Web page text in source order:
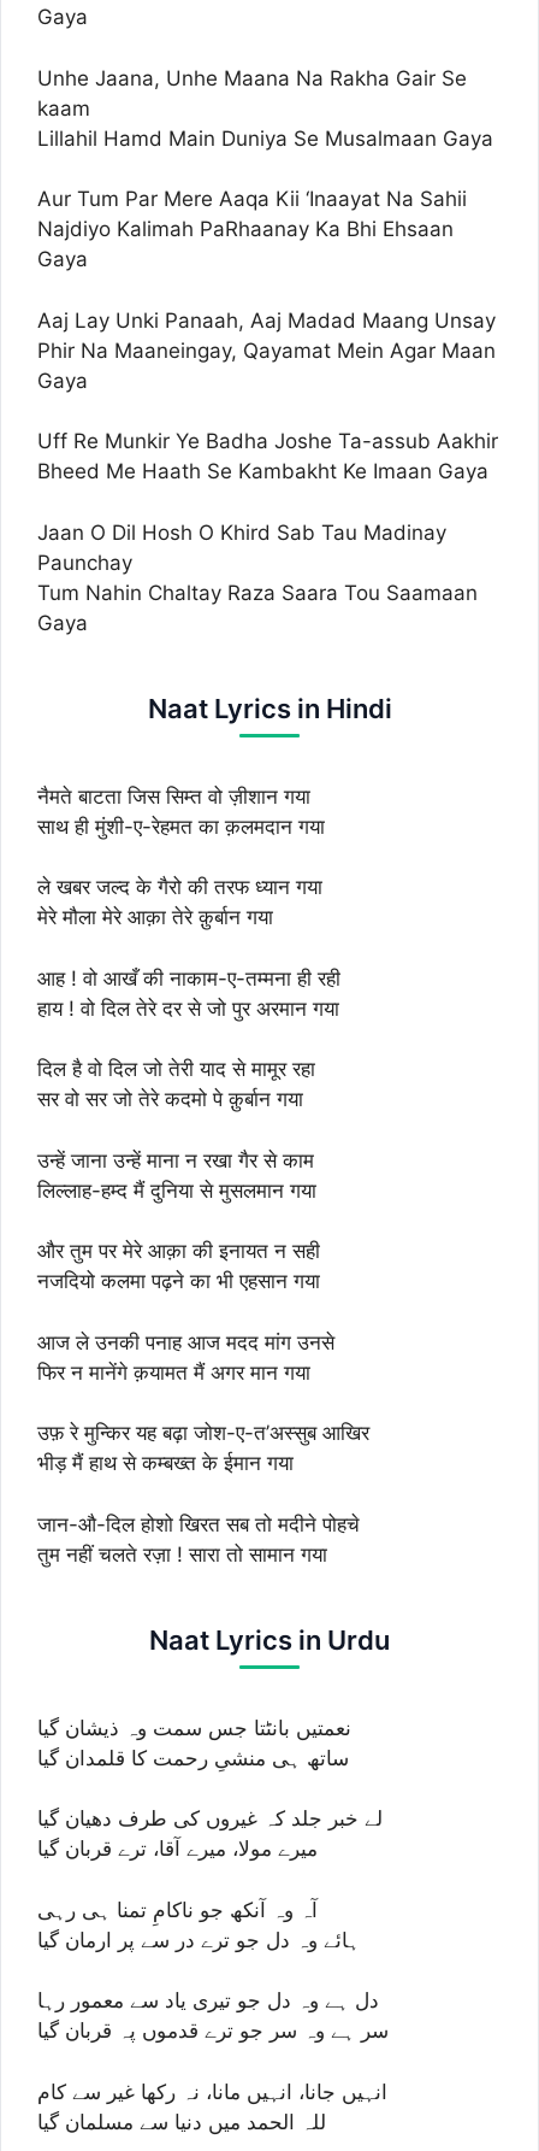
Gaya
Unhe Jaana, Unhe Maana Na Rakha Gair Se
kaam
Lillahil Hamd Main Duniya Se Musalmaan Gaya
Aur Tum Par Mere Aaqa Kii ‘Inaayat Na Sahii
Najdiyo Kalimah PaRhaanay Ka Bhi Ehsaan
Gaya
Aaj Lay Unki Panaah, Aaj Madad Maang Unsay
Phir Na Maaneingay, Qayamat Mein Agar Maan
Gaya
Uff Re Munkir Ye Badha Joshe Ta-assub Aakhir
Bheed Me Haath Se Kambakht Ke Imaan Gaya
Jaan O Dil Hosh O Khird Sab Tau Madinay
Paunchay
Tum Nahin Chaltay Raza Saara Tou Saamaan
Gaya
Naat Lyrics in Hindi
नैमते बाटता जिस सिम्त वो ज़ीशान गया
साथ ही मुंशी-ए-रेहमत का क़लमदान गया
ले खबर जल्द के गैरो की तरफ ध्यान गया
मेरे मौला मेरे आक़ा तेरे क़ुर्बान गया
आह ! वो आखँ की नाकाम-ए-तम्मना ही रही
हाय ! वो दिल तेरे दर से जो पुर अरमान गया
दिल है वो दिल जो तेरी याद से मामूर रहा
सर वो सर जो तेरे कदमो पे क़ुर्बान गया
उन्हें जाना उन्हें माना न रखा गैर से काम
लिल्लाह-हम्द मैं दुनिया से मुसलमान गया
और तुम पर मेरे आक़ा की इनायत न सही
नजदियो कलमा पढ़ने का भी एहसान गया
आज ले उनकी पनाह आज मदद मांग उनसे
फिर न मानेंगे क़यामत मैं अगर मान गया
उफ़ रे मुन्किर यह बढ़ा जोश-ए-त’अस्सुब आखिर
भीड़ मैं हाथ से कम्बख्त के ईमान गया
जान-औ-दिल होशो खिरत सब तो मदीने पोहचे
तुम नहीं चलते रज़ा ! सारा तो सामान गया
Naat Lyrics in Urdu
نعمتیں بانٹتا جس سمت وہ ذیشان گیا
ساتھ ہی منشیِ رحمت کا قلمدان گیا
لے خبر جلد کہ غیروں کی طرف دھیان گیا
میرے مولا، میرے آقا، ترے قربان گیا
آہ وہ آنکھ جو ناکامِ تمنا ہی رہی
ہائے وہ دل جو ترے در سے پر ارمان گیا
دل ہے وہ دل جو تیری یاد سے معمور رہا
سر ہے وہ سر جو ترے قدموں پہ قربان گیا
انہیں جانا، انہیں مانا، نہ رکھا غیر سے کام
للہ الحمد میں دنیا سے مسلمان گیا